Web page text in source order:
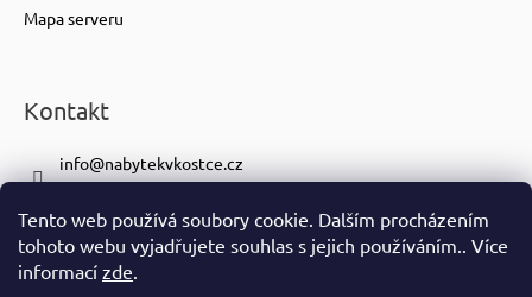
Tento web používá soubory cookie. Dalším procházením
tohoto webu vyjadřujete souhlas s jejich používáním.. Více
informací zde.
Mapa serveru
Kontakt
info@nabytekvkostce.cz
+420 601 116 371
https://www.facebook.com/nabytekvkostce.cz/
nabytek_v_kostce